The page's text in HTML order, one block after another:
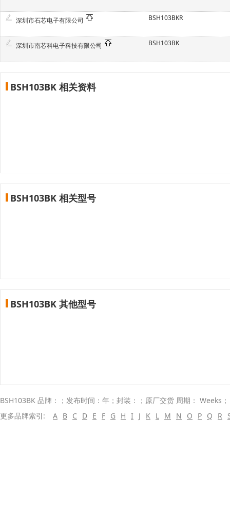
深圳市石芯电子有限公司 BSH103BKR
深圳市南芯科电子科技有限公司 BSH103BK
BSH103BK 相关资料
BSH103BK 相关型号
BSH103BK 其他型号
BSH103BK 品牌：；发布时间：年；封装：；原厂交货 周期： Weeks
更多品牌索引:
A B C D E F G H I J K L M N O P Q R